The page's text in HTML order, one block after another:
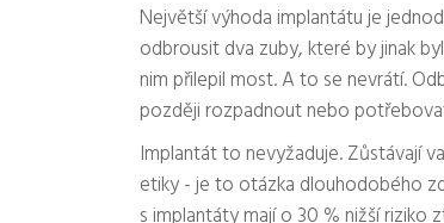
Největší výhoda implantátu je
odbrousit dva zuby, které by jinak
nim přilepil most. A to se nevrátí.
později rozpadnout nebo
Implantát to nevyžaduje. Zůstávají
etiky - je to otázka dlouhodobého
s implantáty mají o 30 % nižší